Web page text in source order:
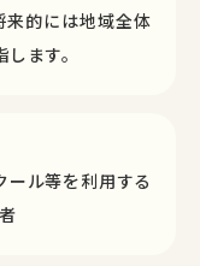
的には地域全体
ます。
ール等を利用する